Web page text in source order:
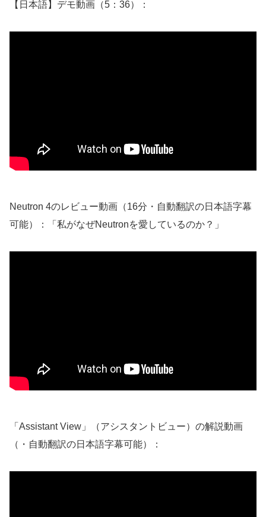
【日本語】デモ動画（5：36）：
Neutron 4のレビュー動画（16分・自動翻訳の日本語字幕
可能）：「私がなぜNeutronを愛しているのか？」
「Assistant View」（アシスタントビュー）の解説動画
（・自動翻訳の日本語字幕可能）：